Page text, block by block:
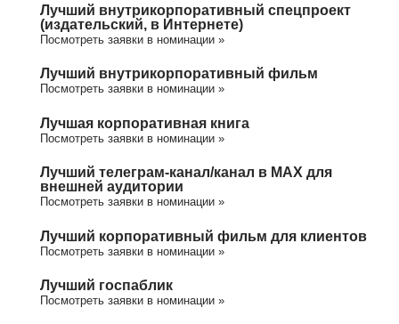
Лучший внутрикорпоративный спецпроект
(издательский, в Интернете)
Посмотреть заявки в номинации »
Лучший внутрикорпоративный фильм
Посмотреть заявки в номинации »
Лучшая корпоративная книга
Посмотреть заявки в номинации »
Лучший телеграм-канал/канал в МАХ для
внешней аудитории
Посмотреть заявки в номинации »
Лучший корпоративный фильм для клиентов
Посмотреть заявки в номинации »
Лучший госпаблик
Посмотреть заявки в номинации »